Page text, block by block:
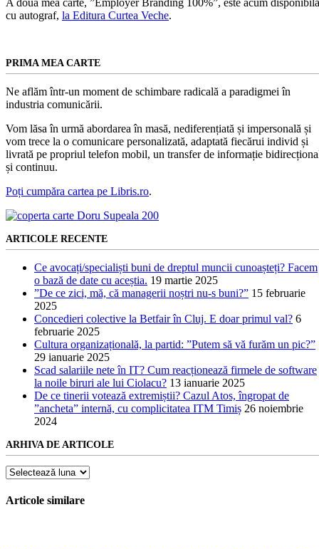
A doua mea carte, ”Employer Branding 100%”, este acum
cu autograf, la Editura Curtea Veche.
PRIMA MEA CARTE
Ne aflăm într-un moment de schimbare radicală a paradigmei în
industria comunicării.
Vom lăsa în urmă abordarea în masă, nediferențiată și impersonală și
vom trece la o comunicare personalizată, adaptată fiecărui individ și
livrată pe propriul telefon mobil, un transfer de informație
și continuu.
Poți cumpăra cartea pe Libris.ro.
ARTICOLE RECENTE
Ce avocați/specialiști buni de dreptul muncii cunoașteți? Facem
o bază de date cu aceștia. 19 martie 2025
”De ce zici, mă, că managerii noștri nu-s buni?” 15 februarie
2025
Concedieri colective la Betfair în Cluj. E doar primul val? 6
februarie 2025
Cultura organizațională, la partid: ”Putem să vă furăm un pic?”
29 ianuarie 2025
Scad salariile nete în IT? Cum reacționează firmele de software
la noile biruri ale lui Ciolacu? 13 ianuarie 2025
De ce tinerii votează extremiștii? Cazul Atos, îngropat de
”ancheta” internă, cu complicitatea ITM Timiș 26 noiembrie
2024
ARHIVA DE ARTICOLE
Arhiva
articole
Articole similare